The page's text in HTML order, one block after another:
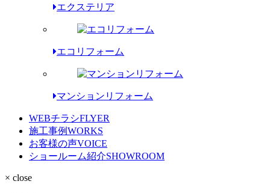
エクステリア
エコリフォーム
マンションリフォーム
WEBチラシFLYER
施工事例WORKS
お客様の声VOICE
ショールーム紹介SHOWROOM
× close